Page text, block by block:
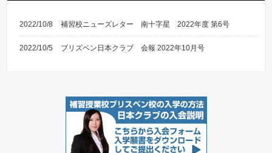
2022/10/8 補習校ニューズレター 南十字星 2022年度 第6号
2022/10/5 ブリズベン日本クラブ 会報 2022年10月号